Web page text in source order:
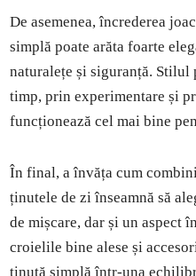
De asemenea, încrederea
simplă poate arăta foarte
naturalețe și siguranță. Stilul
timp, prin experimentare și
funcționează cel mai bine
În final, a învăța cum
ținutele de zi înseamnă să
de mișcare, dar și un aspect
croielile bine alese și
ținută simplă într-una